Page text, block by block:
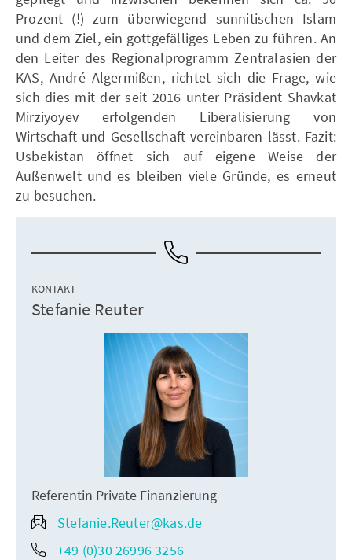
Prozent (!) zum überwiegend sunnitischen Islam
und dem Ziel, ein gottgefälliges Leben zu führen. An
den Leiter des Regionalprogramm Zentralasien der
KAS, André Algermißen, richtet sich die Frage, wie
sich dies mit der seit 2016 unter Präsident Shavkat
Mirziyoyev erfolgenden Liberalisierung von
Wirtschaft und Gesellschaft vereinbaren lässt. Fazit:
Usbekistan öffnet sich auf eigene Weise der
Außenwelt und es bleiben viele Gründe, es erneut
zu besuchen.
KONTAKT
Stefanie Reuter
Referentin Private Finanzierung
Stefanie.Reuter@kas.de
+49 (0)30 26996 3256